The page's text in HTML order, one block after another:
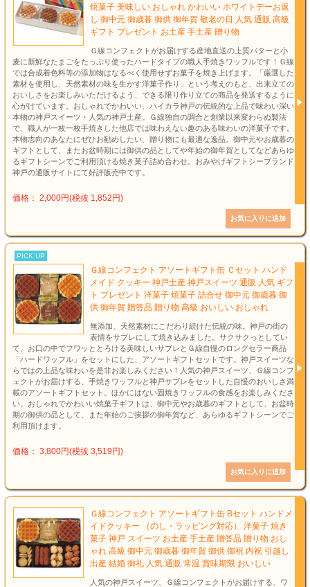
焼菓子 美味しい おしゃれ かわいい ホワイトデーお返
し 御中元 御歳暮 御供 御年賀 敬老の日 人気 通販 高級
ギフト プレゼント お土産 手土産 贈り物
Ｇ線コンフェクトがお届けする産地直送の上質バターと小
麦に新鮮なたまごをたっぷり使ったハードタイプの職人手焼きワッフルです！Ｇ線
では合成着色料等の添加物はなるべく使用せずお菓子を焼き上げます。「厳選した
素材を使用し、天然素材の味を生かす洋菓子作り」という考えのもと、出来立ての
おいしさをお楽しみいただけるよう、できる限り作り立ての商品を発送するように
心がけています。おしゃれでかわいい、ハイカラ神戸の伝統的な上品で味わい深い
本物の神戸スイーツ・人気の神戸土産。Ｇ線独自の調合と創業以来変わらぬ製法
で、職人が一枚一枚手焼きした他店では味わえない趣のある味わいの洋菓子です。
本物志向のあなたにぜひお勧めしたい、贈り物にも最適な逸品。御中元やお歳暮の
ギフトとして、またお盆時期には御供の品としてや年始の御年賀としてなどあらゆ
るギフトシーンでご利用頂ける焼き菓子詰め合わせ。おみやげギフトシーブランド
神戸の通販サイトにて好評販売中です。
価格： 2,000円(税抜 1,852円)
PICK UP
Ｇ線コンフェクト アソートギフト缶 Ｃセット ハンド
メイド クッキー 神戸土産 神戸スイーツ 通販 人気 ギフ
ト プレゼント 洋菓子 焼菓子 詰合せ 御中元 御歳暮 御
供 御年賀 贈答品 贈り物 高級 おいしい おしゃれ
無添加、天然素材にこだわり続けた伝統の味。神戸の街の
表情をサブレにして焼き込みました。サクサクっとしてい
て、お口の中でフワッととろける美味しいサブレとＧ線自慢のロングセラー商品
「ハードワッフル」をセットにした、アソートギフトセットです。神戸スイーツな
らではの上品な味わいを是非お楽しみください！人気の神戸スイーツ、Ｇ線コンフ
ェクトがお届けする、手焼きワッフルと神戸サブレをセットした自慢のおいしさ満
載のアソートギフトセット。ほかにはない固焼きワッフルの食感をお楽しみくださ
い。おしゃれでかわいい焼菓子ギフトは、御中元やお歳暮のギフトとして、お盆時
期の御供の品として、また年始のご挨拶の御年賀など、あらゆるギフトシーンでご
利用頂けます。
価格： 3,800円(税抜 3,519円)
Ｇ線コンフェクト アソートギフト缶 Bセット ハンドメ
イドクッキー （のし・ラッピング対応） 洋菓子 焼き
菓子 神戸 スイーツ お土産 手土産 贈答品 贈り物 おし
ゃれ 高級 御中元 御歳暮 御年賀 御供 御祝 内祝 引越し
出産 結婚 御礼 人気 通販 常温 賞味期限 おいしい
人気の神戸スイーツ、Ｇ線コンフェクトがお届けする、ワ